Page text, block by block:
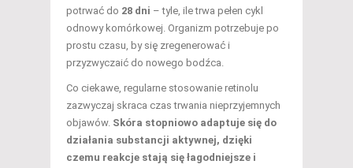
potrwać do 28 dni – tyle, ile trwa pełen cykl
odnowy komórkowej. Organizm potrzebuje po
prostu czasu, by się zregenerować i
przyzwyczaić do nowego bodźca.
Co ciekawe, regularne stosowanie retinolu
zazwyczaj skraca czas trwania nieprzyjemnych
objawów. Skóra stopniowo adaptuje się do
działania substancji aktywnej, dzięki
czemu reakcje stają się łagodniejsze i